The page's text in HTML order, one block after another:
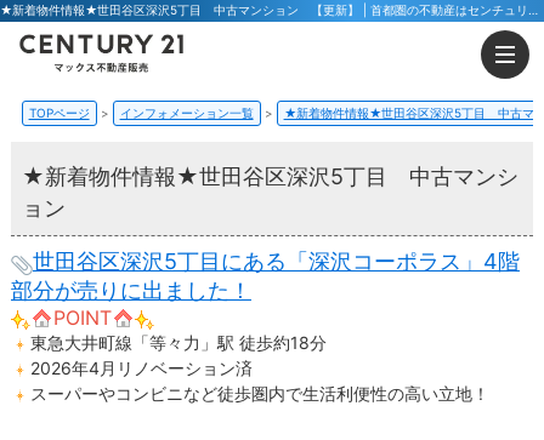
TOPページ インフォメーション一覧 ★新着物件情報★世田谷区深沢5丁目 中古マ
★新着物件情報★世田谷区深沢5丁目 中古マンシ
ョン
世田谷区深沢5丁目にある「深沢コーポラス」4階
部分が売りに出ました！
POINT
東急大井町線「等々力」駅 徒歩約18分
2026年4月リノベーション済
スーパーやコンビニなど徒歩圏内で生活利便性の高い立地！